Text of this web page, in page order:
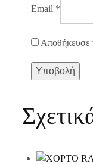
Email *
Αποθήκευσε